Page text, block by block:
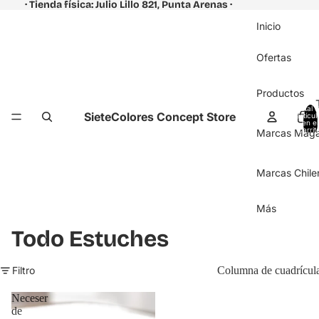
· Tienda física: Julio Lillo 821, Punta Arenas ·
Inicio
Ofertas
Productos
Marcas
Marcas
Más
SieteColores Concept Store
Total
en el
0
Todo Estuches
Filtro Columna de
Neceser
de